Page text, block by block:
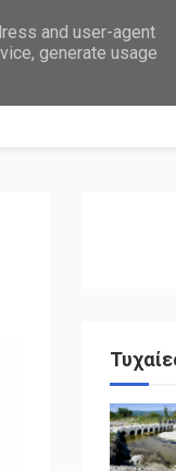
and user-agent
generate usage